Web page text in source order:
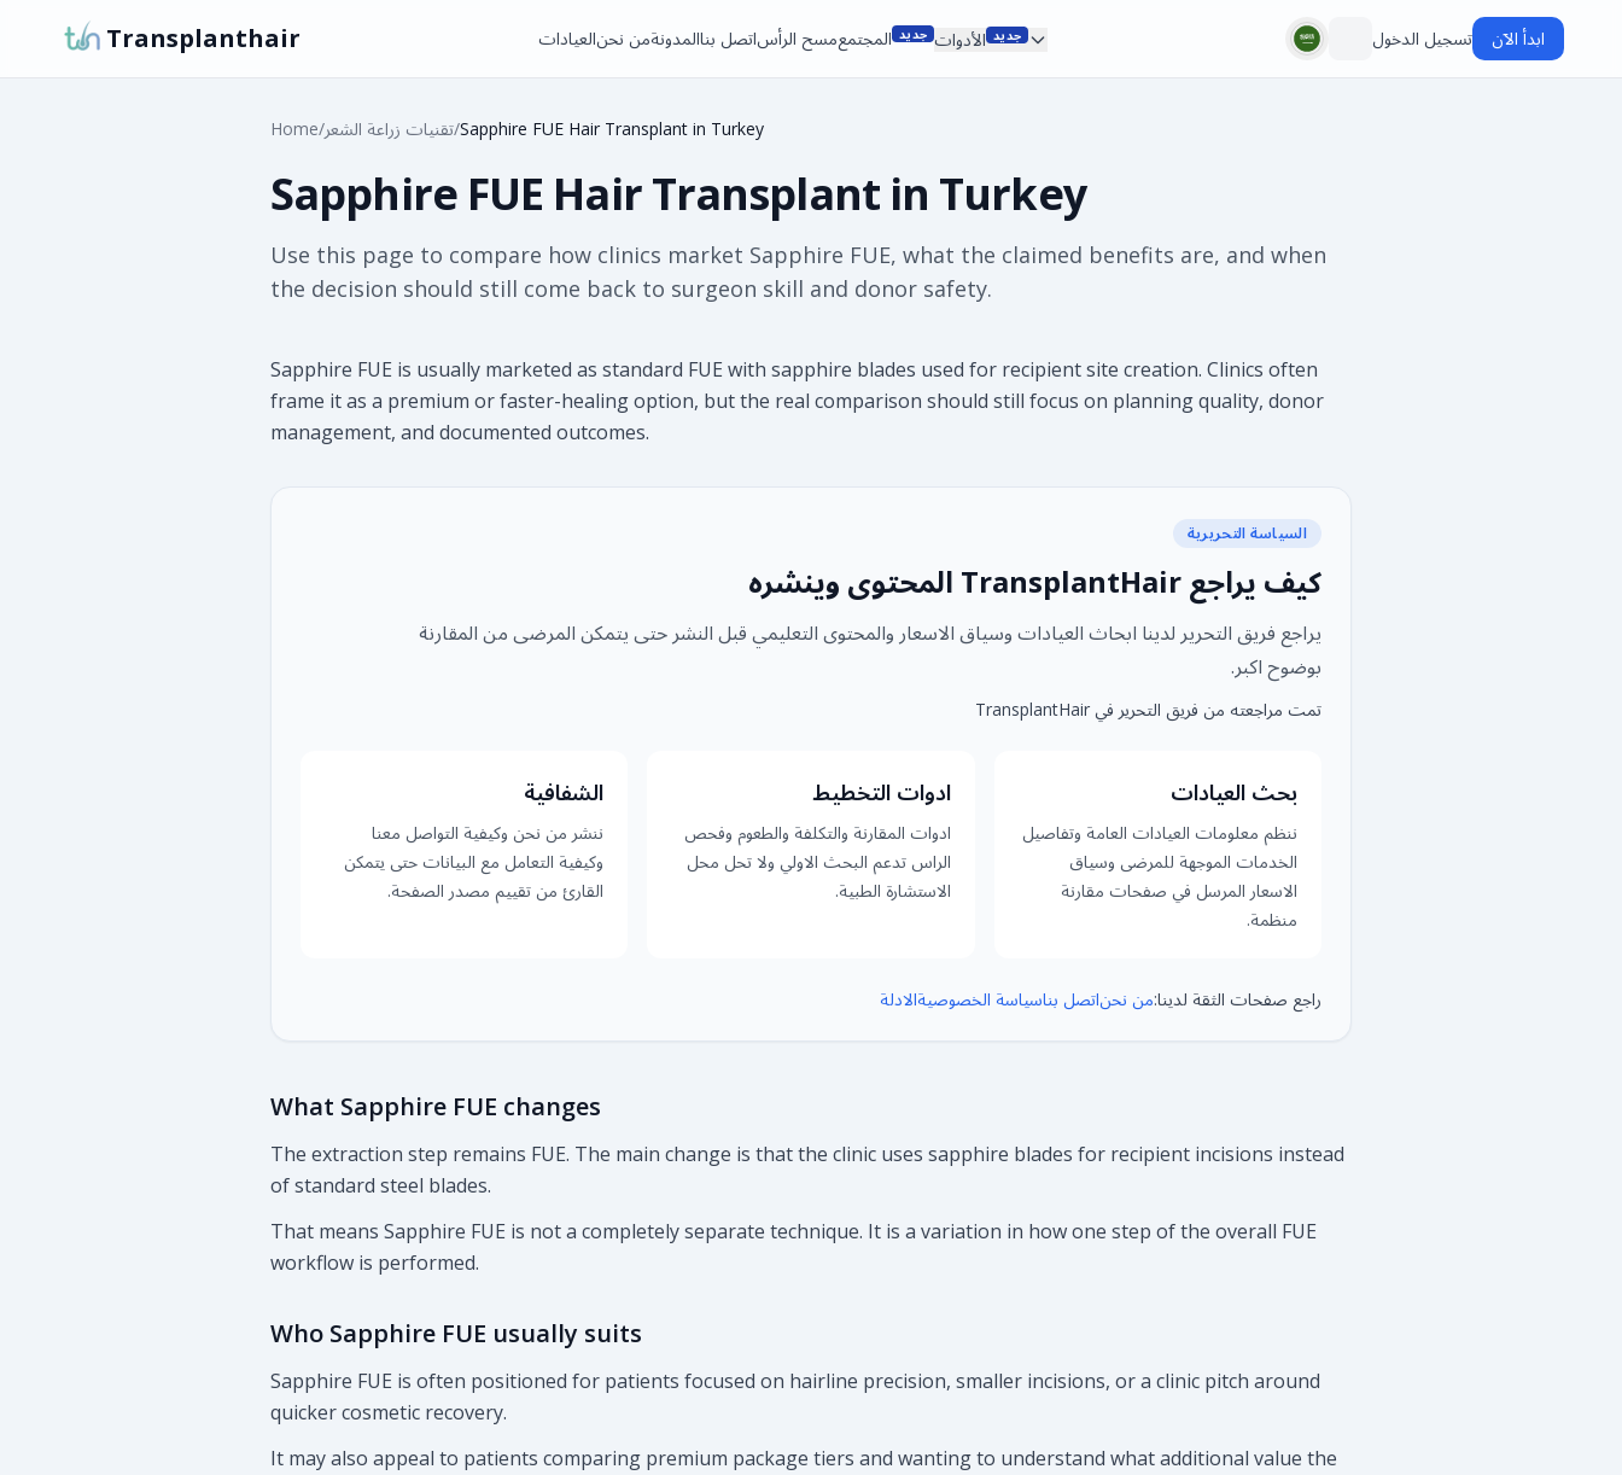
Transplanthair العياداتمن نحنالمدونةاتصل بنامسح الرأسالمجتمع جديد الأدوات جديد تسجيل الدخول ابدأ الآن
Home/تقنيات زراعة الشعر/Sapphire FUE Hair Transplant in Turkey
Sapphire FUE Hair Transplant in Turkey
Use this page to compare how clinics market Sapphire FUE, what the claimed benefits are, and when
the decision should still come back to surgeon skill and donor safety.
Sapphire FUE is usually marketed as standard FUE with sapphire blades used for recipient site creation. Clinics often
frame it as a premium or faster-healing option, but the real comparison should still focus on planning quality, donor
management, and documented outcomes.
السياسة التحريرية
كيف يراجع TransplantHair المحتوى وينشره
يراجع فريق التحرير لدينا ابحاث العيادات وسياق الاسعار والمحتوى التعليمي قبل النشر حتى يتمكن المرضى من المقارنة
بوضوح اكبر.
تمت مراجعته من فريق التحرير في TransplantHair
بحث العيادات
ننظم معلومات العيادات العامة وتفاصيل
الخدمات الموجهة للمرضى وسياق
الاسعار المرسل في صفحات مقارنة
منظمة.
ادوات التخطيط
ادوات المقارنة والتكلفة والطعوم وفحص
الراس تدعم البحث الاولي ولا تحل محل
الاستشارة الطبية.
الشفافية
ننشر من نحن وكيفية التواصل معنا
وكيفية التعامل مع البيانات حتى يتمكن
القارئ من تقييم مصدر الصفحة.
راجع صفحات الثقة لدينا:من نحناتصل بناسياسة الخصوصيةالادلة
What Sapphire FUE changes
The extraction step remains FUE. The main change is that the clinic uses sapphire blades for recipient incisions instead
of standard steel blades.
That means Sapphire FUE is not a completely separate technique. It is a variation in how one step of the overall FUE
workflow is performed.
Who Sapphire FUE usually suits
Sapphire FUE is often positioned for patients focused on hairline precision, smaller incisions, or a clinic pitch around
quicker cosmetic recovery.
It may also appeal to patients comparing premium package tiers and wanting to understand what additional value the